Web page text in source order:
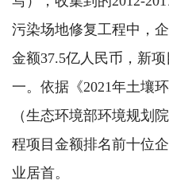
污染场地修复工程中，
金额37.5亿人民币，新
一。依据《2021年土壤
（生态环境部环境规划
程项目金额排名前十位
业居首。